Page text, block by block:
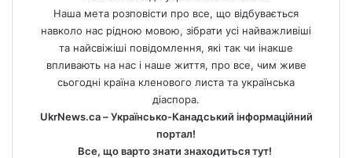
Наша мета розповісти про все, що відбувається
навколо нас рідною мовою, зібрати усі найважливіші
та найсвіжіші повідомлення, які так чи інакше
впливають на нас і наше життя, про все, чим живе
сьогодні країна кленового листа та українська
діаспора.
UkrNews.ca – Українсько-Канадський інформаційний
портал!
Все, що варто знати знаходиться тут!